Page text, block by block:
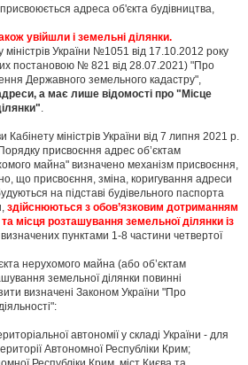
адреса об'єкта будівництва,
увійшли і земельні ділянки.
міністрів України №1051 від 17.10.2012 року
постановою № 821 від 28.07.2021) "Про
Державного земельного кадастру",
а має лише відомості про "Місце
.
Кабінету міністрів України від 7 липня 2021 р.
присвоєння адрес об’єктам
майна" визначено механізм присвоєння,
що присвоєння, зміна, коригування адреси
на підставі будівельного паспорта
здійснюються з обов’язковим дотриманням
місця розташування земельної ділянки із
визначених пунктами 1-8 частини четвертої
нерухомого майна (або об’єктам
земельної ділянки повинні
визначені Законом України "Про
автономії у складі України - для
Автономної Республіки Крим;